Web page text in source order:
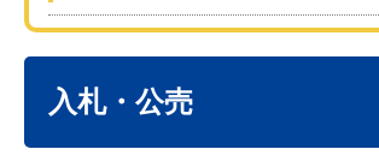
入札・公売